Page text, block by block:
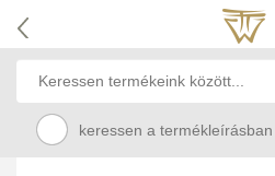
keressen a